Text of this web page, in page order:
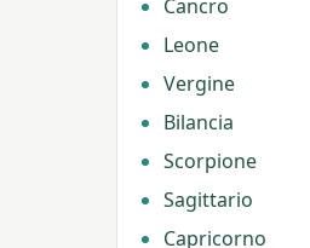
Cancro
Leone
Vergine
Bilancia
Scorpione
Sagittario
Capricorno